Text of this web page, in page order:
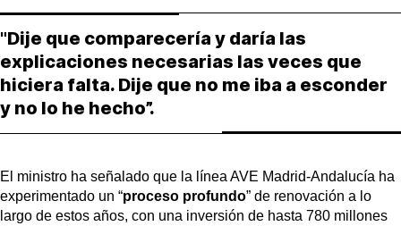
"Dije que comparecería y daría las
explicaciones necesarias las veces que
hiciera falta. Dije que no me iba a esconder
y no lo he hecho”.
El ministro ha señalado que la línea AVE Madrid-Andalucía ha
experimentado un “proceso profundo” de renovación a lo
largo de estos años, con una inversión de hasta 780 millones